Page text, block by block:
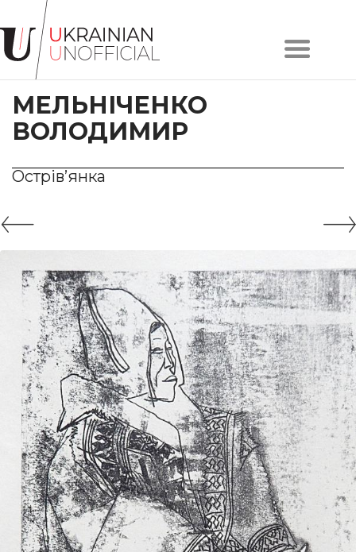
Головна
Про
проєкт
Художники
Твори
Колекції
#KYIV
#LVIV
UA
ENG
МЕЛЬНІЧЕНКО
ВОЛОДИМИР
Острів’янка